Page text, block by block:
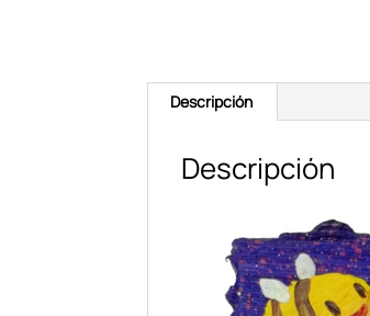
Descripción
Descripción